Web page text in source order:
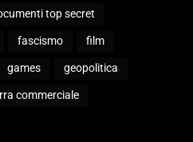
top secret
fascismo film
games geopolitica
commerciale